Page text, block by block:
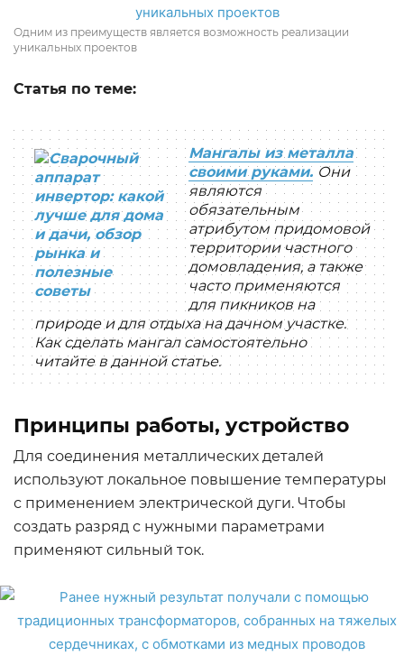
Одним из преимуществ является возможность реализации
уникальных проектов
Статья по теме:
Мангалы из металла
своими руками. Они
являются
обязательным
атрибутом придомовой
территории частного
домовладения, а также
часто применяются
для пикников на
природе и для отдыха на дачном участке.
Как сделать мангал самостоятельно
читайте в данной статье.
Принципы работы, устройство
Для соединения металлических деталей
используют локальное повышение температуры
с применением электрической дуги. Чтобы
создать разряд с нужными параметрами
применяют сильный ток.